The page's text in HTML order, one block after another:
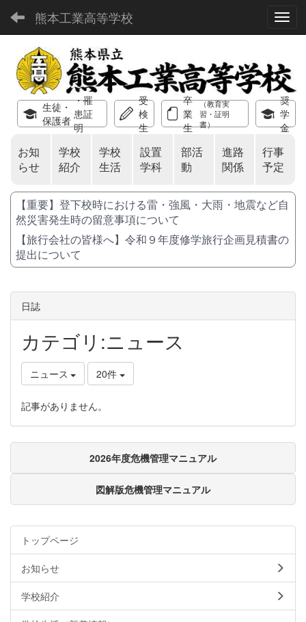
熊本工業高等学校
生徒・
保護者
・罹
患証
明
受
検
生
卒
業
生
（教育実
習・証明
書）
奨
学
金
お知
らせ
学校
紹介
学校
生活
設置
学科
部活
動
進路
関係
行事
予定
【重要】登下校時における雷・強風・大雨・地震など自
然災害発生時の留意事項について
【旅行会社の皆様へ】令和９年度修学旅行企画見積書の
提出について
日誌
カテゴリ:ニュース
ニュース 20件
記事がありません。
2026年度危機管理マニュアル
図解版危機管理マニュアル
トップページ
お知らせ
学校紹介